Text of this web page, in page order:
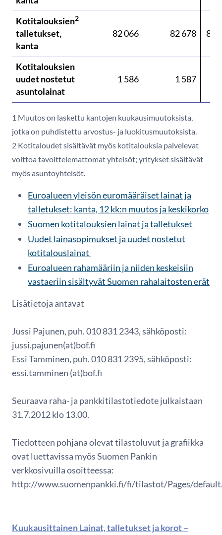
Kotitalouksien2
talletukset,
kanta
82 066 82 678 82
Kotitalouksien
uudet nostetut
asuntolainat
1 586 1 587
1 Muutos on laskettu kantojen kuukausimuutoksista,
jotka on puhdistettu arvostus- ja luokitusmuutoksista.
2 Kotitaloudet sisältävät myös kotitalouksia palvelevat
voittoa tavoittelemattomat yhteisöt; yritykset sisältävät
myös asuntoyhteisöt.
Euroalueen yleisön euromääräiset lainat ja
talletukset: kanta, 12 kk:n muutos ja keskikorko
Suomen kotitalouksien lainat ja talletukset
Uudet lainasopimukset ja uudet nostetut
kotitalouslainat
Euroalueen rahamääriin ja niiden keskeisiin
vastaeriin sisältyvät Suomen rahalaitosten erät
Lisätietoja antavat
Jussi Pajunen, puh. 010 831 2343, sähköposti:
jussi.pajunen(at)bof.fi
Essi Tamminen, puh. 010 831 2395, sähköposti:
essi.tamminen (at)bof.fi
Seuraava raha- ja pankkitilastotiedote julkaistaan
31.7.2012 klo 13.00.
Tiedotteen pohjana olevat tilastoluvut ja grafiikka
ovat luettavissa myös Suomen Pankin
verkkosivuilla osoitteessa:
http://www.suomenpankki.fi/fi/tilastot/Pages/
Kuukausittainen Lainat, talletukset ja korot –